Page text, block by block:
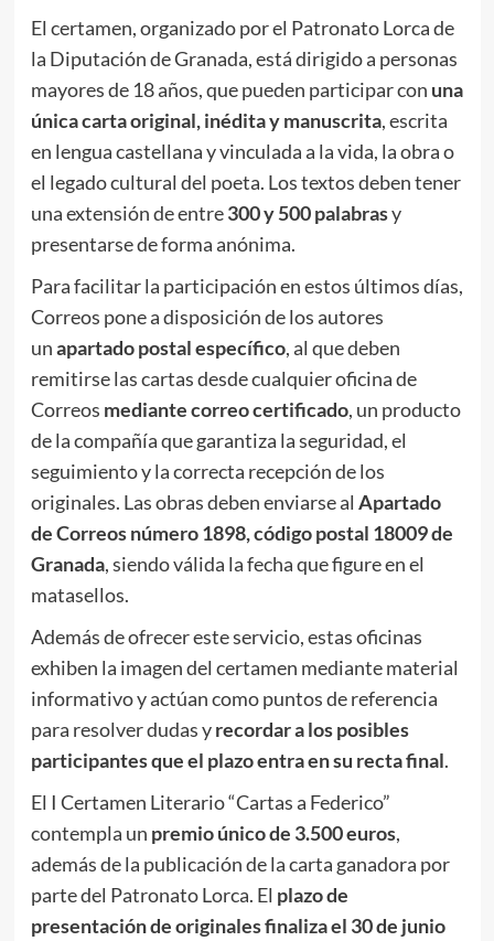
El certamen, organizado por el Patronato Lorca de
la Diputación de Granada, está dirigido a personas
mayores de 18 años, que pueden participar con una
única carta original, inédita y manuscrita, escrita
en lengua castellana y vinculada a la vida, la obra o
el legado cultural del poeta. Los textos deben tener
una extensión de entre300 y 500 palabrasy
presentarse de forma anónima.
Para facilitar la participación en estos últimos días,
Correos pone a disposición de los autores
unapartado postal específico, al que deben
remitirse las cartas desde cualquier oficina de
Correos mediante correo certificado, un producto
de la compañía que garantiza la seguridad, el
seguimiento y la correcta recepción de los
originales. Las obras deben enviarse al Apartado
de Correos número 1898, código postal 18009 de
Granada, siendo válida la fecha que figure en el
matasellos.
Además de ofrecer este servicio, estas oficinas
exhiben la imagen del certamen mediante material
informativo y actúan como puntos de referencia
para resolver dudas yrecordar a los posibles
participantes que el plazo entra en su recta final.
El I Certamen Literario “Cartas a Federico”
contempla un premio único de 3.500 euros,
además de la publicación de la carta ganadora por
parte del Patronato Lorca. El plazo de
presentación de originales finaliza el 30 de junio